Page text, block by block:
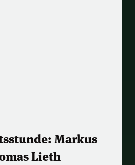
Markus
Lieth